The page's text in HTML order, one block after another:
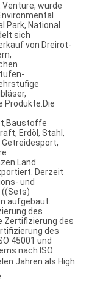
Venture, wurde
Park, National
sich
von Dreirot-
Produkte.Die
Erdöl, Stahl,
Getreidesport,
Land
Derzeit
und
((Sets)
aufgebaut.
des
Zertifizierung des
des
45001 und
nach ISO
Jahren als High